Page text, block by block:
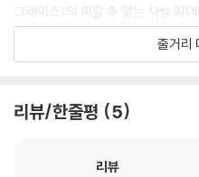
그레이스)의 피할 수 없는 사상 최
시리즈 사상 최대 3억 달러의 제작
를 기록했으며, 전세계 흥행수익 8
으로 '괴물'의 45만을 꺾고 역대 개
줄거리
리뷰/한줄평 5
리뷰